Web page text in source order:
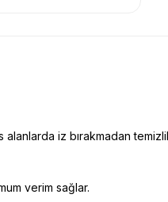
iz bırakmadan
verim sağlar.